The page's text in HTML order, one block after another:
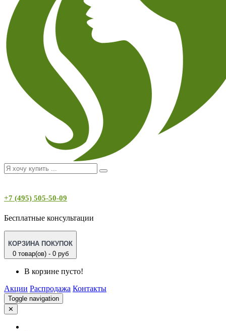
+7 (495) 505-50-09
Бесплатные консультации
КОРЗИНА ПОКУПОК
0 товар(ов) - 0 руб
В корзине пусто!
Акции Распродажа Контакты
Toggle navigation
✕